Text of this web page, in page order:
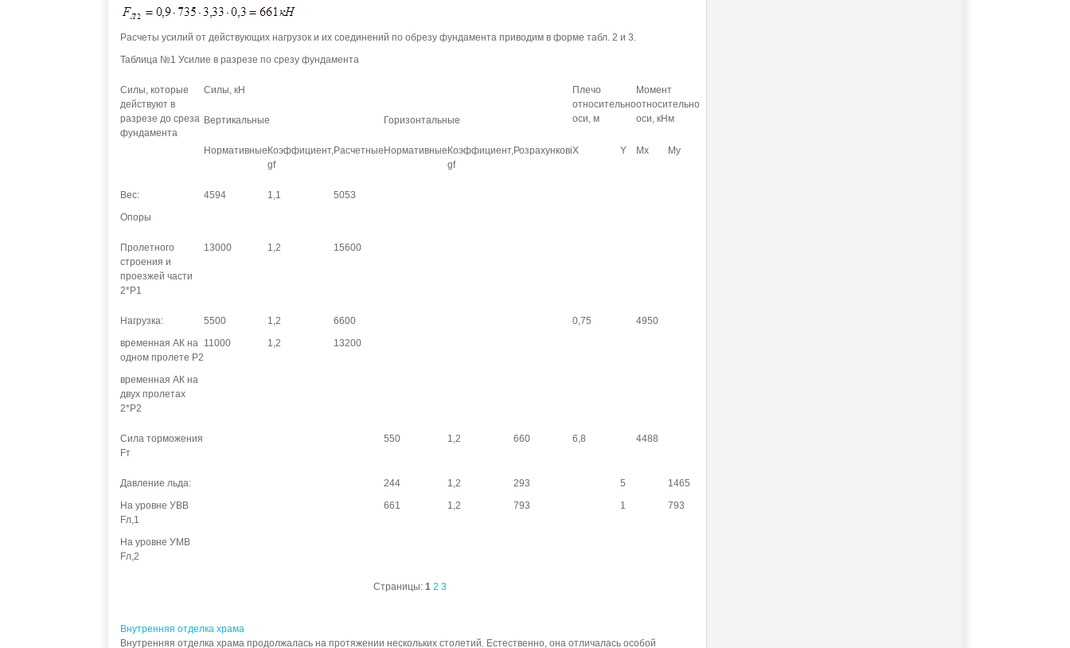
Расчеты усилий от действующих нагрузок и их соединений по обрезу фундамента приводим в форме табл. 2 и 3.
Таблица №1 Усилие в разрезе по срезу фундамента
Силы, которые
действуют в
разрезе до среза
фундамента
Силы, кН
Плечо
относительно
оси, м
Момент
относительно
оси, кНм
Вертикальные Горизонтальные
Нормативные Коэффициент,
gf
Расчетные Нормативные Коэффициент,
gf
РозрахунковіX Y Mx My
Вес:
Опоры
4594 1,1 5053
Пролетного
строения и
проезжей части
2*Р1
13000 1,2 15600
Нагрузка:
временная АК на
одном пролете Р2
временная АК на
двух пролетах
2*Р2
5500
11000
1,2
1,2
6600
13200
0,75 4950
Сила торможения
Fт
550 1,2 660 6,8 4488
Давление льда:
На уровне УВВ
Fл,1
На уровне УМВ
Fл,2
244
661
1,2
1,2
293
793
5
1
1465
793
Страницы: 1 2 3
Внутренняя отделка храма
Внутренняя отделка храма продолжалась на протяжении нескольких столетий. Естественно, она отличалась особой